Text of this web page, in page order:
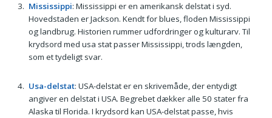
Mississippi: Mississippi er en amerikansk delstat i syd.
Hovedstaden er Jackson. Kendt for blues, floden Mississippi
og landbrug. Historien rummer udfordringer og kulturarv. Til
krydsord med usa stat passer Mississippi, trods længden,
som et tydeligt svar.
Usa-delstat: USA-delstat er en skrivemåde, der entydigt
angiver en delstat i USA. Begrebet dækker alle 50 stater fra
Alaska til Florida. I krydsord kan USA-delstat passe, hvis